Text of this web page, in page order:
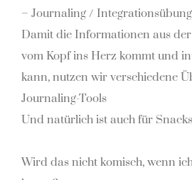
– Journaling /
Damit die Informationen aus
vom Kopf ins Herz kommt und
kann, nutzen wir verschiedene
Journaling-Tools
Und natürlich ist auch für
Wird das nicht komisch, wenn